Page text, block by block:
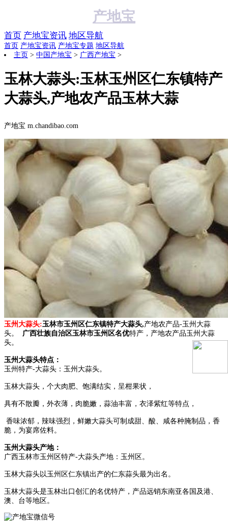
产地宝
首页 产地宝资讯 地区导航
首页 产地宝资讯 产地宝专题 地区导航
主页 > 中国产地宝 > 广西产地宝 >
玉林大蒜头:玉林玉州区仁东镇特产
大蒜头,产地农产品玉林大蒜
产地宝 m.chandibao.com
玉州大蒜头:玉林市玉州区仁东镇特产大蒜头,产地农产品-玉州大蒜
头。
广西壮族自治区玉林市玉州区名优特产，产地农产品玉州大蒜
头。
玉州大蒜头特点：
玉州特产-大蒜头：玉州大蒜头。
玉林大蒜头，个大肉肥、饱满结实，呈柑果状，
具有不散瓣，外衣薄，肉脆嫩，蒜油丰富，衣泽紫红等特点，
香味浓郁，辣味强烈，鲜嫩大蒜头可制成甜、酸、咸各种腌制品，香
脆，为宴席佐料。
玉州大蒜头产地：
广西玉林市玉州区特产-大蒜头产地：玉州区。
玉林大蒜头以玉州区仁东镇出产的仁东蒜头最为出名。
玉林大蒜头是玉林出口创汇的名优特产，产品远销东南亚各国及港、
澳、台等地区。